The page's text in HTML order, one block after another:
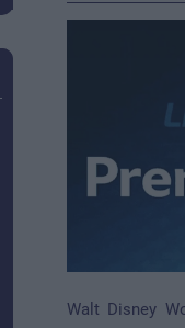
Walt Disney